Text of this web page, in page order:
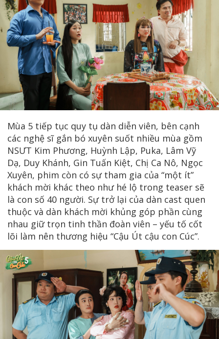
Mùa 5 tiếp tục quy tụ dàn diễn viên, bên cạnh
các nghệ sĩ gắn bó xuyên suốt nhiều mùa gồm
NSƯT Kim Phương, Huỳnh Lập, Puka, Lâm Vỹ
Dạ, Duy Khánh, Gin Tuấn Kiệt, Chị Ca Nô, Ngọc
Xuyên, phim còn có sự tham gia của “một ít”
khách mời khác theo như hé lộ trong teaser sẽ
là con số 40 người. Sự trở lại của dàn cast quen
thuộc và dàn khách mời khủng góp phần cùng
nhau giữ trọn tinh thần đoàn viên – yếu tố cốt
lõi làm nên thương hiệu “Cậu Út cậu con Cúc”.